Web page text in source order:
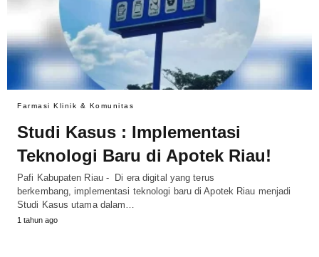
Farmasi Klinik & Komunitas
Studi Kasus : Implementasi
Teknologi Baru di Apotek Riau!
Pafi Kabupaten Riau - Di era digital yang terus
berkembang, implementasi teknologi baru di Apotek Riau menjadi
Studi Kasus utama dalam…
1 tahun ago